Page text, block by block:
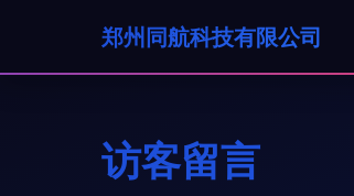
郑州同航科技有限公司
访客留言